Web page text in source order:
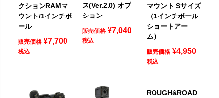
クションRAMマ
ウント/1インチボ
ール
販売価格 ¥7,700
税込
ス(Ver.2.0) オプ
ション
販売価格 ¥7,040
税込
マウント Sサイズ
（1インチボール
ショートアー
ム）
販売価格 ¥4,950
税込
ROUGH&ROAD